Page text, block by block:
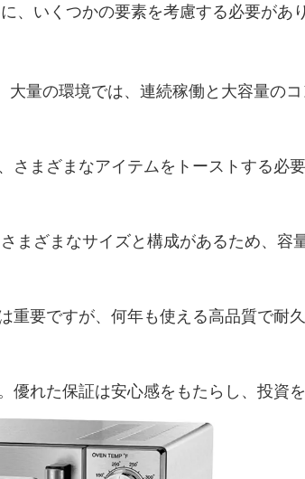
、いくつかの要素を考慮する必要があ
量の環境では、連続稼働と大容量の
さまざまなアイテムをトーストする必
まざまなサイズと構成があるため、容
要ですが、何年も使える高品質で耐
れた保証は安心感をもたらし、投資を